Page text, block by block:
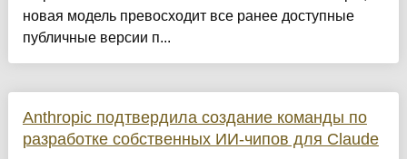
новая модель превосходит все ранее доступные
публичные версии п...
Anthropic подтвердила создание команды по
разработке собственных ИИ-чипов для Claude